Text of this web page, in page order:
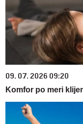
09. 07. 2026 09:20
Komfor po meri